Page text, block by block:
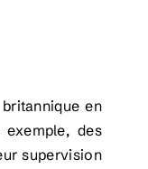
en
des
supervision